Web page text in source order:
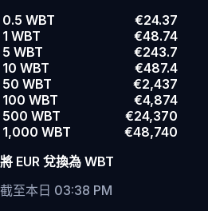
0.5 WBT
€24.37
1 WBT
€48.74
5 WBT
€243.7
10 WBT
€487.4
50 WBT
€2,437
100 WBT
€4,874
500 WBT
€24,370
1,000 WBT
€48,740
將 EUR 兌換為 WBT
截至本日 03:38 PM